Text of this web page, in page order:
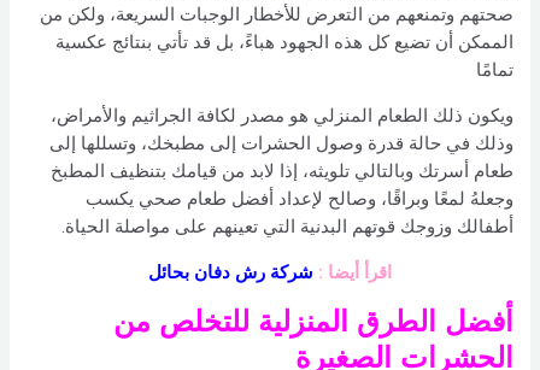
صحتهم وتمنعهم من التعرض للأخطار الوجبات السريعة، ولكن من
الممكن أن تضيع كل هذه الجهود هباءً، بل قد تأتي بنتائج عكسية
تمامًا
ويكون ذلك الطعام المنزلي هو مصدر لكافة الجراثيم والأمراض،
وذلك في حالة قدرة وصول الحشرات إلى مطبخك، وتسللها إلى
طعام أسرتك وبالتالي تلويثه، إذا لابد من قيامك بتنظيف المطبخ
وجعلهُ لمعًا وبراقًا، وصالح لإعداد أفضل طعام صحي يكسب
أطفالك وزوجك قوتهم البدنية التي تعينهم على مواصلة الحياة.
اقرأ أيضا : شركة رش دفان بحائل
أفضل الطرق المنزلية للتخلص من
الحشرات الصغيرة